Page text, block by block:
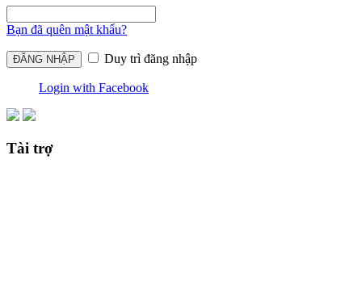
Bạn đã quên mật khẩu?
Duy trì đăng nhập
Login with Facebook
Tài trợ